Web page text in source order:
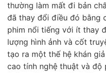
thường làm mất đi bản
đã thay đổi điều đó bằng
phim nổi tiếng với ít thay
lượng hình ảnh và cốt
tạo ra một thế hệ khán
cao tính nghệ thuật và độ